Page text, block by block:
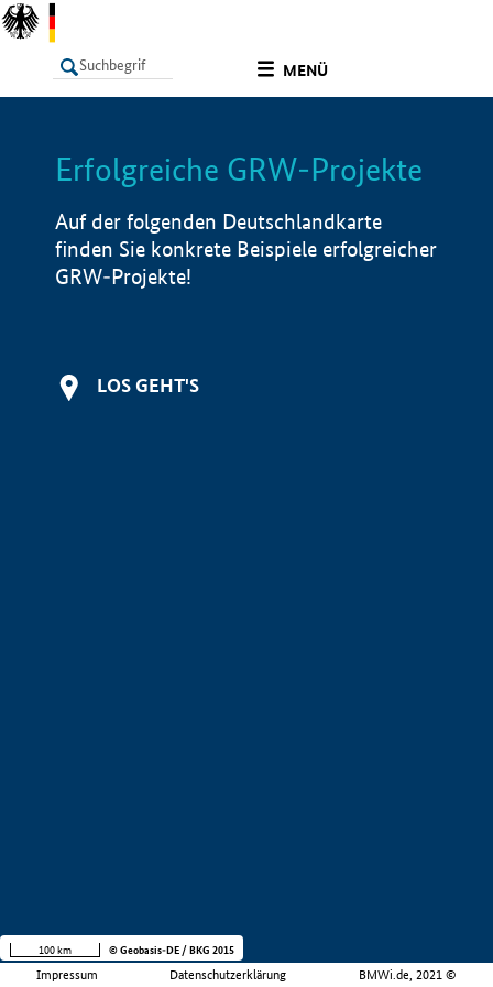
MENÜ
LISTE Info
Erfolgreiche GRW-Projekte
Auf der folgenden Deutschlandkarte
finden Sie konkrete Beispiele erfolgreicher
GRW-Projekte!
LOS GEHT'S
Impressum Datenschutzerklärung BMWi.de, 2021 ©
100 km © Geobasis-DE / BKG 2015